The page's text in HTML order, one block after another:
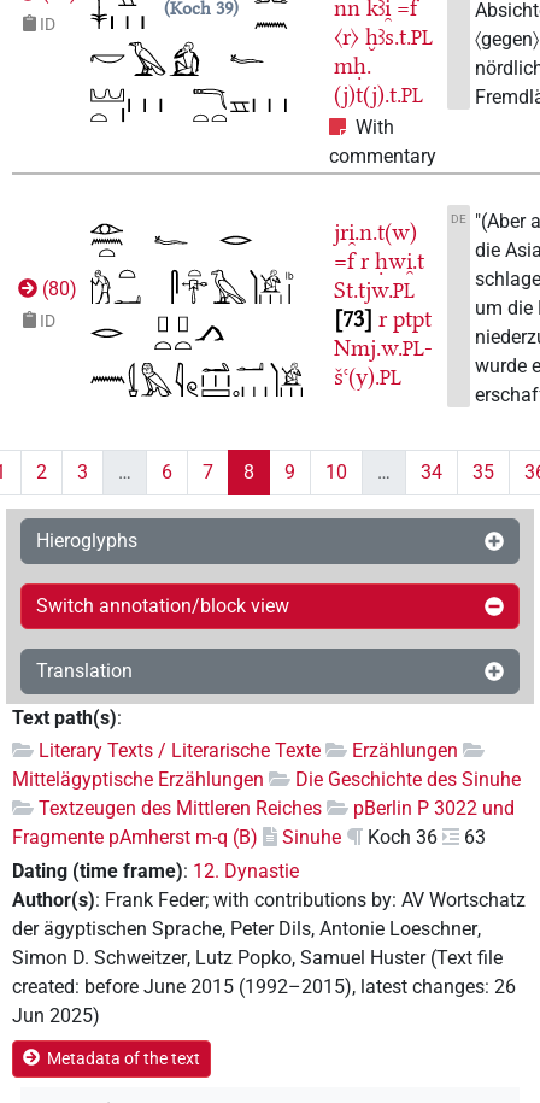
ID
Koch 39 nn kꜣi̯ =f
〈r〉 ḫꜣs.t.PL
mḥ.
(j)t(j).t.PL
With
commentary
(80)
ID
jri̯.n.t(w)
=f r ḥwi̯.t
St.tjw.PL
73 r ptpt
Nmj.w.PL-
šꜥ(y).PL
DE
"(Aber
die
um die
wurde
2 3 … 6 7 8 9 10 … 34 35
Hieroglyphs
Switch annotation/block view
Translation
Text path(s):
Literary Texts / Literarische Texte
Erzählungen
Mittelägyptische Erzählungen
Die Geschichte des Sinuhe
Textzeugen des Mittleren Reiches
pBerlin P 3022 und
Fragmente pAmherst m-q (B)
Sinuhe Koch 36
63
Dating (time frame): 12. Dynastie
Author(s): Frank Feder; with contributions by: AV Wortschatz
der ägyptischen Sprache, Peter Dils, Antonie Loeschner,
Simon D. Schweitzer, Lutz Popko, Samuel Huster (Text file
created: before June 2015 (1992–2015), latest changes: 26
Jun 2025)
Metadata of the text